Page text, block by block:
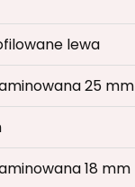
lewa
25 mm
18 mm